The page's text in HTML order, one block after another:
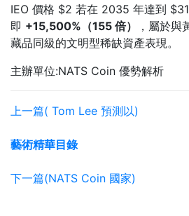
IEO 價格 $2 若在 2035 年達到
即 +15,500%（155 倍）
，屬於與
藏品同級的文明型稀缺資產表現。
主辦單位:NATS Coin 優勢解析
上一篇( Tom Lee 預測以)
藝術精華目錄
下一篇(NATS Coin 國家)